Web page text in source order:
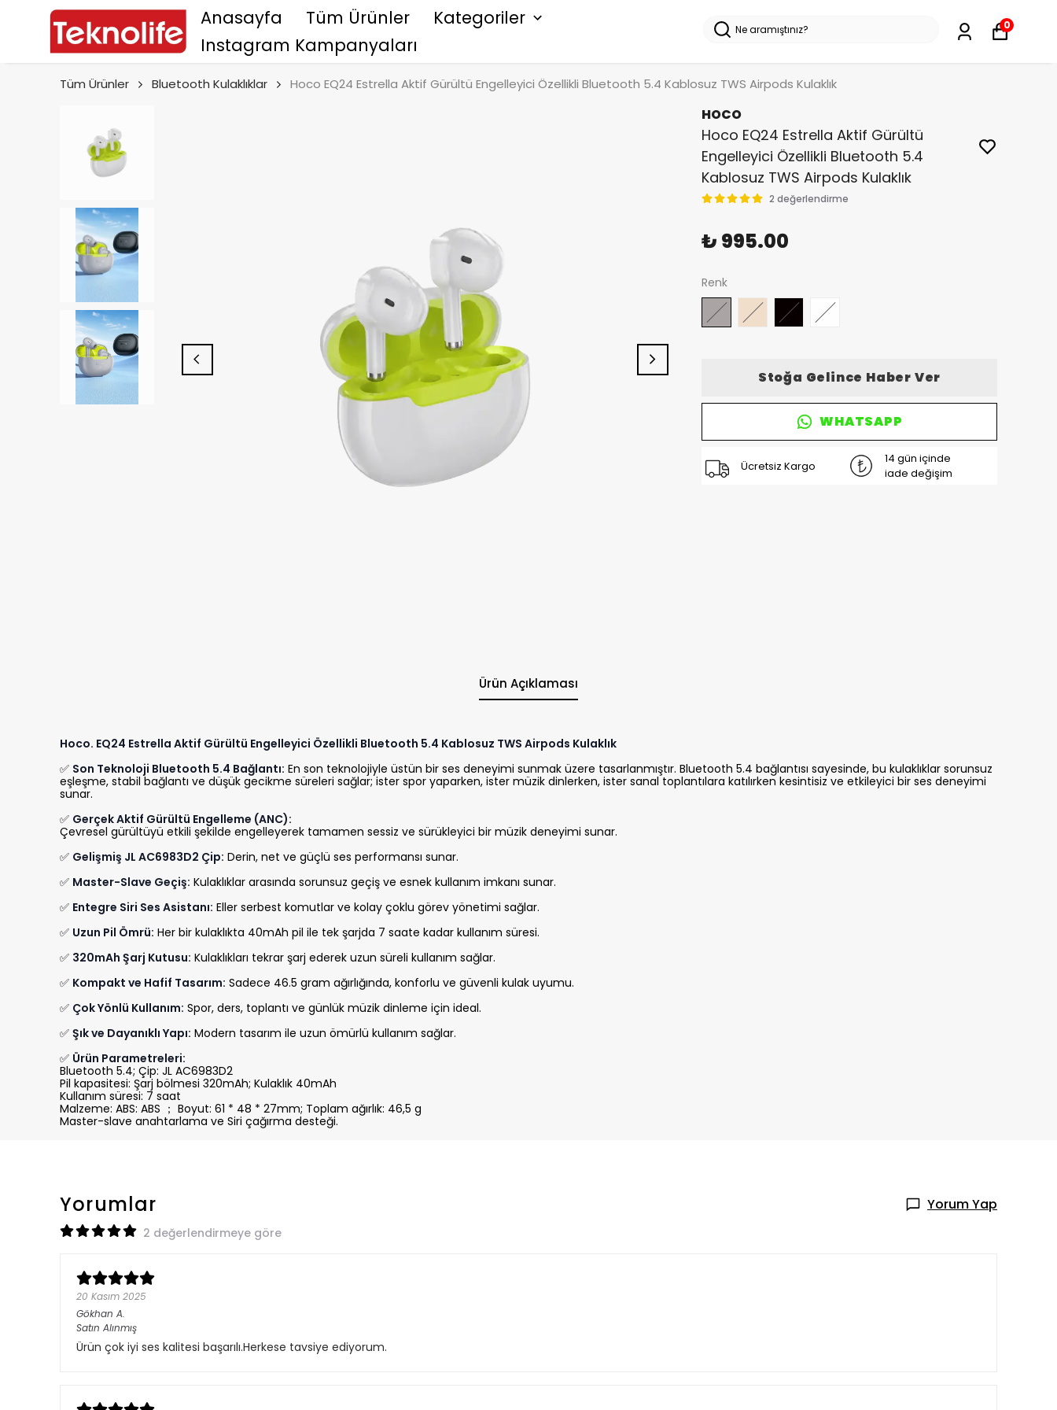
Anasayfa Tüm Ürünler
Kategoriler
Instagram Kampanyaları
0
Tüm Ürünler Bluetooth Kulaklıklar Hoco EQ24 Estrella Aktif Gürültü Engelleyici Özellikli Bluetooth 5.4 Kablosuz TWS Airpods Kulaklık
HOCO
Hoco EQ24 Estrella Aktif Gürültü
Engelleyici Özellikli Bluetooth 5.4
Kablosuz TWS Airpods Kulaklık
2 değerlendirme
₺ 995.00
Renk
Stoğa Gelince Haber Ver
WHATSAPP
Ücretsiz Kargo
14 gün içinde
iade değişim
Ürün Açıklaması
Hoco. EQ24 Estrella Aktif Gürültü Engelleyici Özellikli Bluetooth 5.4 Kablosuz TWS Airpods Kulaklık
✅ Son Teknoloji Bluetooth 5.4 Bağlantı: En son teknolojiyle üstün bir ses deneyimi sunmak üzere tasarlanmıştır. Bluetooth 5.4 bağlantısı sayesinde, bu kulaklıklar sorunsuz
eşleşme, stabil bağlantı ve düşük gecikme süreleri sağlar; ister spor yaparken, ister müzik dinlerken, ister sanal toplantılara katılırken kesintisiz ve etkileyici bir ses deneyimi
sunar.
✅ Gerçek Aktif Gürültü Engelleme (ANC):
Çevresel gürültüyü etkili şekilde engelleyerek tamamen sessiz ve sürükleyici bir müzik deneyimi sunar.
✅ Gelişmiş JL AC6983D2 Çip: Derin, net ve güçlü ses performansı sunar.
✅ Master-Slave Geçiş: Kulaklıklar arasında sorunsuz geçiş ve esnek kullanım imkanı sunar.
✅ Entegre Siri Ses Asistanı: Eller serbest komutlar ve kolay çoklu görev yönetimi sağlar.
✅ Uzun Pil Ömrü: Her bir kulaklıkta 40mAh pil ile tek şarjda 7 saate kadar kullanım süresi.
✅ 320mAh Şarj Kutusu: Kulaklıkları tekrar şarj ederek uzun süreli kullanım sağlar.
✅ Kompakt ve Hafif Tasarım: Sadece 46.5 gram ağırlığında, konforlu ve güvenli kulak uyumu.
✅ Çok Yönlü Kullanım: Spor, ders, toplantı ve günlük müzik dinleme için ideal.
✅ Şık ve Dayanıklı Yapı: Modern tasarım ile uzun ömürlü kullanım sağlar.
✅ Ürün Parametreleri:
Bluetooth 5.4; Çip: JL AC6983D2
Pil kapasitesi: Şarj bölmesi 320mAh; Kulaklık 40mAh
Kullanım süresi: 7 saat
Malzeme: ABS: ABS ； Boyut: 61 * 48 * 27mm; Toplam ağırlık: 46,5 g
Master-slave anahtarlama ve Siri çağırma desteği.
Yorumlar Yorum Yap
2 değerlendirmeye göre
20 Kasım 2025
Gökhan A.
Satın Alınmış
Ürün çok iyi ses kalitesi başarılı.Herkese tavsiye ediyorum.